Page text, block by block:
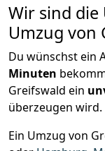
Wir sind
Umzug von
Du wünschst ein
Minuten
Greifswald ein
überzeugen wird.
Ein Umzug von